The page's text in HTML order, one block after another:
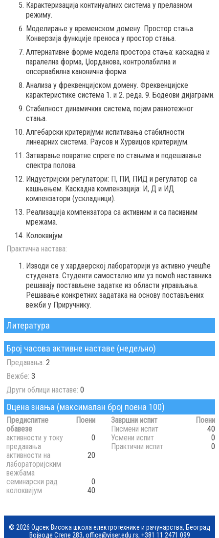
Карактеризација континуалних система у прелазном
режиму.
Моделирање у временском домену. Простор стања.
Конверзија функције преноса у простор стања.
Aлтернативне форме модела простора стања: каскадна и
паралелна форма, Џорданова, контролабилна и
опсервабилна канонична форма.
Анализа у фреквенцијском домену. Фреквенцијске
карактеристике система 1. и 2. реда. 9. Бодеови дијаграми.
Стабилност динамичких система, појам равнотежног
стања.
Алгебарски критеријуми испитивања стабилности
линеарних система. Раусов и Хурвицов критеријум.
Затварање повратне спреге по стањима и подешавање
спектра полова.
Индустријски регулатори: П, ПИ, ПИД и регулатор са
кашњењем. Каскадна компензација: И, Д и ИД
компензатори (ускладници).
Реализација компензатора са активним и са пасивним
мрежама.
Колоквијум
Практична настава:
Изводи се у хардверској лабораторији уз активно учешће
студената. Студенти самостално или уз помоћ наставника
решавају постављене задатке из области управљања.
Решавање конкретних задатака на основу постављених
вежби у Приручнику.
Литература
Број часова активне наставе (недељно)
Предавања: 2
Вежбе: 3
Други облици наставе: 0
Оцена знања (максималан број поена 100)
Предиспитне
обавезе
Поени
активности у току
предавања
0
активности на
лабораторијским
вежбама
20
семинарски рад
0
колоквијум
40
Завршни испит
Поени
Писмени испит
40
Усмени испит
0
Практични испит
0
© 2026 Одсек Висока школа електротехнике и рачунарства, Београд
Војводе Степе 283, office@viser.edu.rs, +381 11 2471 099